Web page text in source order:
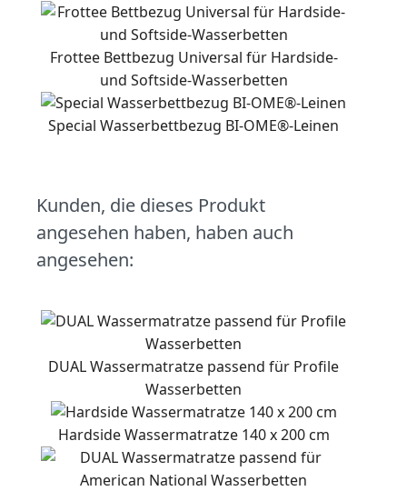
Frottee Bettbezug Universal für Hardside-
und Softside-Wasserbetten
Special Wasserbettbezug BI-OME®-Leinen
Kunden, die dieses Produkt
angesehen haben, haben auch
angesehen:
DUAL Wassermatratze passend für Profile
Wasserbetten
Hardside Wassermatratze 140 x 200 cm